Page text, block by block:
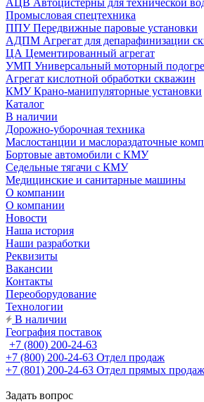
АЦВ Автоцистерны для технической
Промысловая спецтехника
ППУ Передвижные паровые установки
АДПМ Агрегат для депарафинизации
ЦА Цементированный агрегат
УМП Универсальный моторный
Агрегат кислотной обработки скважин
КМУ Крано-манипуляторные установки
Каталог
В наличии
Дорожно-уборочная техника
Маслостанции и маслораздаточные
Бортовые автомобили с КМУ
Седельные тягачи с КМУ
Медицинские и санитарные машины
О компании
О компании
Новости
Наша история
Наши разработки
Реквизиты
Вакансии
Контакты
Переоборудование
Технологии
В наличии
География поставок
+7 (800) 200-24-63
+7 (800) 200-24-63 Отдел продаж
+7 (801) 200-24-63 Отдел прямых продаж
Задать вопрос